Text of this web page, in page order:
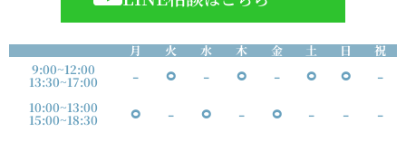
月 火 水 木 金 土 日
祝
9:00~12:00
13:30~17:00 - ⚪︎ - ⚪︎ - ⚪︎ ⚪︎ -
10:00~13:00
15:00~18:30 ⚪︎ - ⚪︎ - ⚪︎ - - -